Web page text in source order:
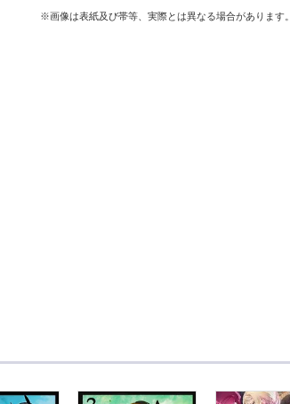
※画像は表紙及び帯等、実際とは異なる場合があります。